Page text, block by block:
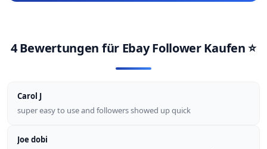
4 Bewertungen für Ebay Follower Kaufen⭐
Carol J
super easy to use and followers showed up quick
Joe dobi